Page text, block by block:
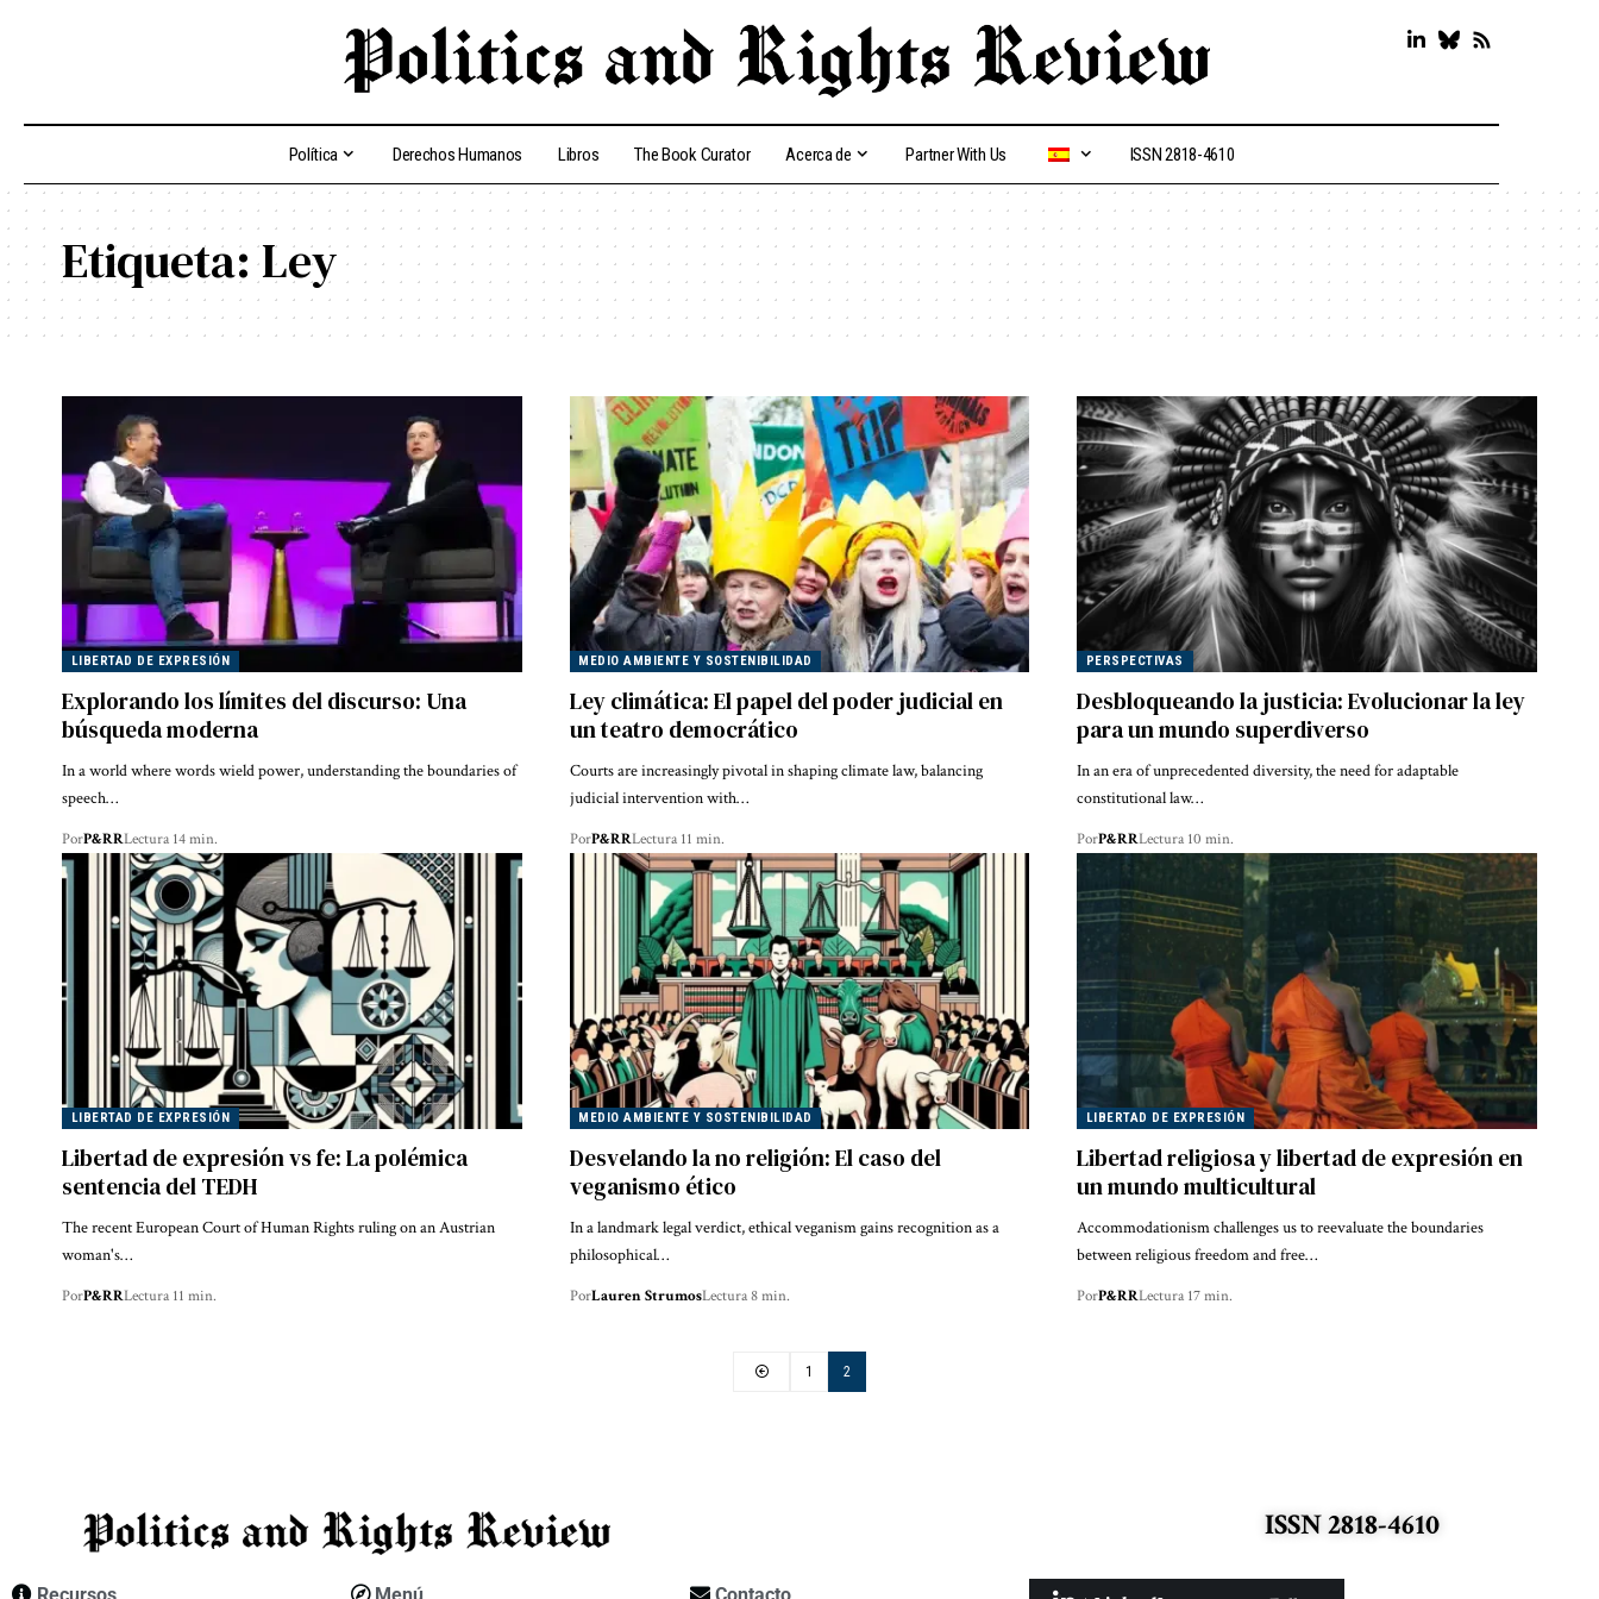
Política Derechos Humanos Libros The Book Curator Acerca de Partner With Us ISSN 2818-4610
Etiqueta:Ley
LIBERTAD DE EXPRESIÓN
Explorando los límites del discurso: Una
búsqueda moderna
In a world where words wield power, understanding the boundaries of
speech…
PorP&RRLectura 14 min.
MEDIO AMBIENTE Y SOSTENIBILIDAD
Ley climática: El papel del poder judicial en
un teatro democrático
Courts are increasingly pivotal in shaping climate law, balancing
judicial intervention with…
PorP&RRLectura 11 min.
PERSPECTIVAS
Desbloqueando la justicia: Evolucionar la ley
para un mundo superdiverso
In an era of unprecedented diversity, the need for adaptable
constitutional law…
PorP&RRLectura 10 min.
LIBERTAD DE EXPRESIÓN
Libertad de expresión vs fe: La polémica
sentencia del TEDH
The recent European Court of Human Rights ruling on an Austrian
woman's…
PorP&RRLectura 11 min.
MEDIO AMBIENTE Y SOSTENIBILIDAD
Desvelando la no religión: El caso del
veganismo ético
In a landmark legal verdict, ethical veganism gains recognition as a
philosophical…
PorLauren StrumosLectura 8 min.
LIBERTAD DE EXPRESIÓN
Libertad religiosa y libertad de expresión en
un mundo multicultural
Accommodationism challenges us to reevaluate the boundaries
between religious freedom and free…
PorP&RRLectura 17 min.
1 2
ISSN 2818-4610